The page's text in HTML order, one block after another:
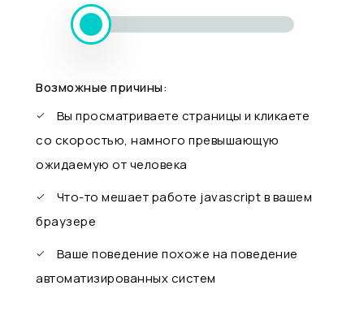
Возможные причины:
Вы просматриваете страницы и кликаете
со скоростью, намного превышающую
ожидаемую от человека
Что-то мешает работе javascript в вашем
браузере
Ваше поведение похоже на поведение
автоматизированных систем